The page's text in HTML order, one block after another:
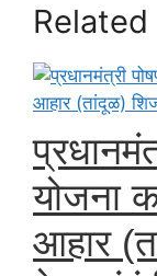
योजना
आहार